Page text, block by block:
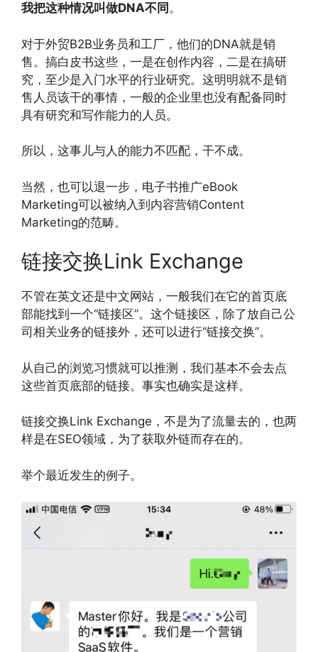
我把这种情况叫做DNA不同 。
对于外贸B2B业务员和工厂，他们的DNA就是销
售。搞白皮书这些，一是在创作内容，二是在搞研
究，至少是入门水平的行业研究。这明明就不是销
售人员该干的事情，一般的企业里也没有配备同时
具有研究和写作能力的人员。
所以，这事儿与人的能力不匹配，干不成。
当然，也可以退一步，电子书推广eBook
Marketing可以被纳入到内容营销Content
Marketing的范畴。
链接交换Link Exchange
不管在英文还是中文网站，一般我们在它的首页底
部能找到一个“链接区”。这个链接区，除了放自己公
司相关业务的链接外，还可以进行“链接交换”。
从自己的浏览习惯就可以推测，我们基本不会去点
这些首页底部的链接。事实也确实是这样。
链接交换Link Exchange，不是为了流量去的，也两
样是在SEO领域，为了获取外链而存在的。
举个最近发生的例子。